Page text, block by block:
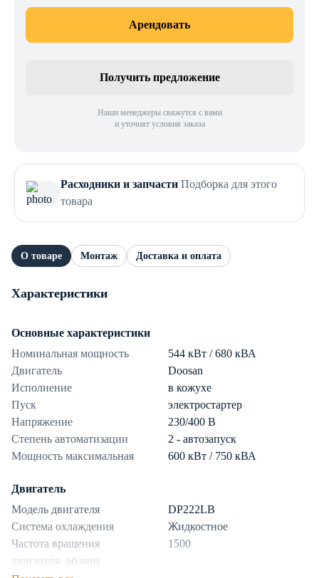
Арендовать
Получить предложение
Наши менеджеры свяжутся с вами
и уточнят условия заказа
Расходники и запчасти Подборка для этого
товара
О товаре Монтаж Доставка и оплата
Характеристики
Основные характеристики
Номинальная мощность
544 кВт / 680 кВА
Двигатель
Doosan
Исполнение
в кожухе
Пуск
электростартер
Напряжение
230/400 В
Степень автоматизации
2 - автозапуск
Мощность максимальная
600 кВт / 750 кВА
Двигатель
Модель двигателя
DP222LB
Система охлаждения
Жидкостное
Частота вращения
двигателя, об/мин
1500